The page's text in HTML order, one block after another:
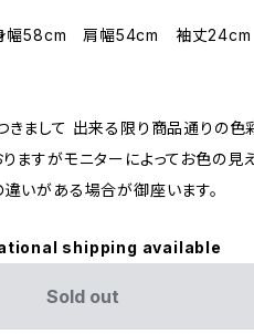
幅58cm 肩幅54cm 袖丈24cm
まして 出来る限り商品通りの色
ますがモニターによってお色の見
いがある場合が御座います。
shipping available
Sold out